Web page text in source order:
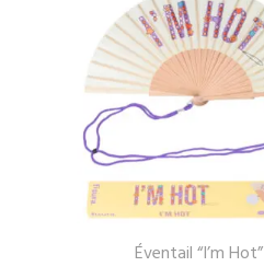
Éventail “I’m Hot”